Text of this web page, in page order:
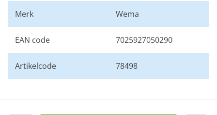
Merk Wema
EAN code 7025927050290
Artikelcode 78498